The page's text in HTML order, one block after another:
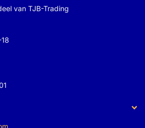
van TJB-Trading